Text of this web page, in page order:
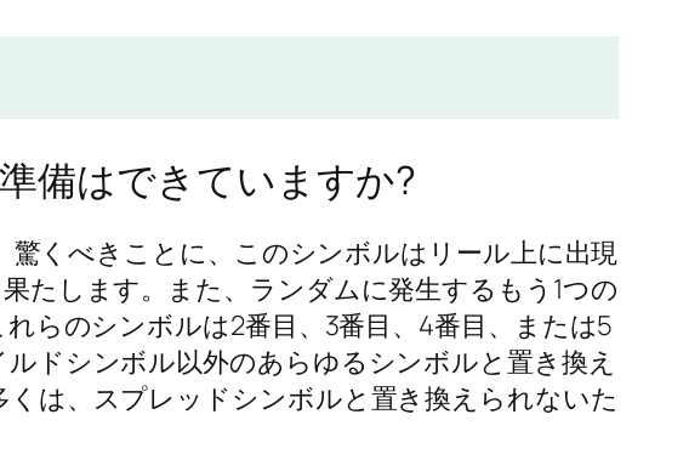
備はできていますか?
くべきことに、このシンボルはリール上に出現
たします。また、ランダムに発生するもう1つの
らのシンボルは2番目、3番目、4番目、または5
ドシンボル以外のあらゆるシンボルと置き換え
は、スプレッドシンボルと置き換えられないた